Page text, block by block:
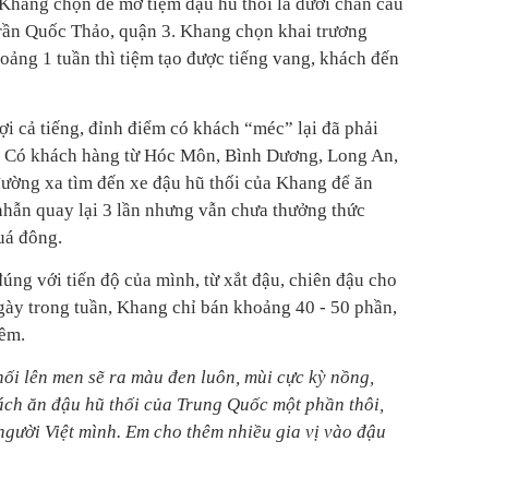
Quốc Thảo, quận 3. Khang chọn khai trương
1 tuần thì tiệm tạo được tiếng vang, khách đến
cả tiếng, đỉnh điểm có khách “méc” lại đã phải
khách hàng từ Hóc Môn, Bình Dương, Long An,
xa tìm đến xe đậu hũ thối của Khang để ăn
quay lại 3 lần nhưng vẫn chưa thưởng thức
đông.
với tiến độ của mình, từ xắt đậu, chiên đậu cho
trong tuần, Khang chỉ bán khoảng 40 - 50 phần,
lên men sẽ ra màu đen luôn, mùi cực kỳ nồng,
ăn đậu hũ thối của Trung Quốc một phần thôi,
Việt mình. Em cho thêm nhiều gia vị vào đậu